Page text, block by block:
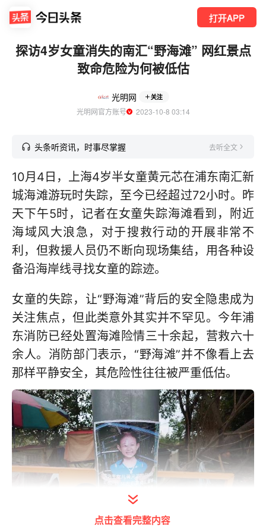
打开APP
探访4岁女童消失的南汇“野海滩” 网红景点
致命危险为何被低估
光明网 关注
光明网官方账号
  2023-10-8 03:14
头条听资讯，时事尽掌握 去听全文
10月4日，上海4岁半女童黄元芯在浦东南汇新
城海滩游玩时失踪，至今已经超过72小时。昨
天下午5时，记者在女童失踪海滩看到，附近
海域风大浪急，对于搜救行动的开展非常不
利，但救援人员仍不断向现场集结，用各种设
备沿海岸线寻找女童的踪迹。
女童的失踪，让“野海滩”背后的安全隐患成为
关注焦点，但此类意外其实并不罕见。今年浦
东消防已经处置海滩险情三十余起，营救六十
余人。消防部门表示，“野海滩”并不像看上去
那样平静安全，其危险性往往被严重低估。
点击查看完整内容